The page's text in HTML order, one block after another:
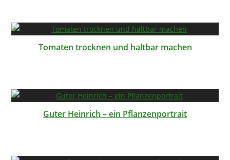
Tomaten trocknen und haltbar machen
Guter Heinrich – ein Pflanzenportrait